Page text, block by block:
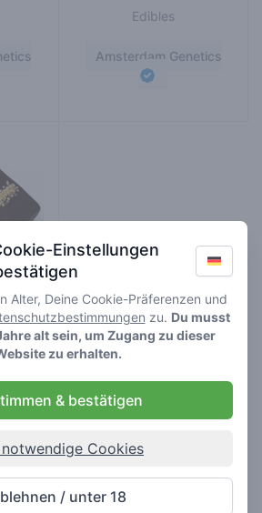
Edibles
Amsterdam Genetics
Bar
Einstellungen
Alter, Deine Cookie-Präferenzen und
zu. Du musst
alt sein, um Zugang zu dieser
zu erhalten.
& bestätigen
Cookies
/ unter 18